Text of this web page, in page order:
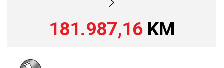
181.987,16 KM